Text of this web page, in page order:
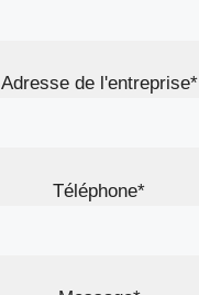
Adresse de l'entreprise*
Téléphone*